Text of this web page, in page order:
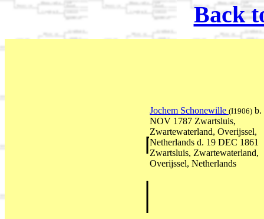
Back
Jochem Schonewille (I1906) b.
NOV 1787 Zwartsluis,
Zwartewaterland, Overijssel,
Netherlands d. 19 DEC 1861
Zwartsluis, Zwartewaterland,
Overijssel, Netherlands